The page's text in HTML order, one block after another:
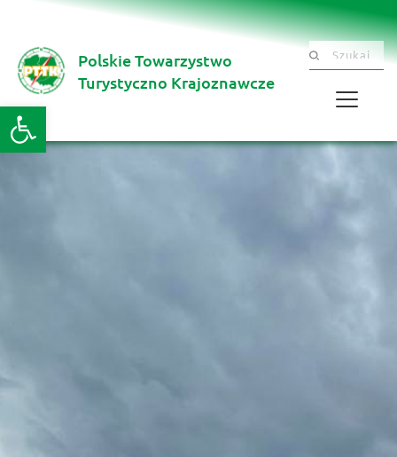
Otwórz pasek narzędzi
Polskie Towarzystwo
Turystyczno Krajoznawcze
Szukaj .......